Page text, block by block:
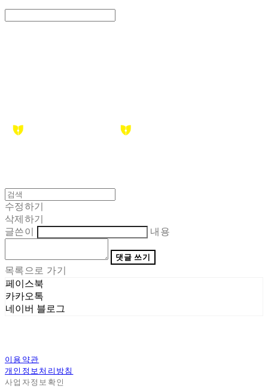
수정하기
삭제하기
글쓴이
내용
댓글 쓰기
목록으로 가기
페이스북
카카오톡
네이버 블로그
이용약관
개인정보처리방침
사업자정보확인